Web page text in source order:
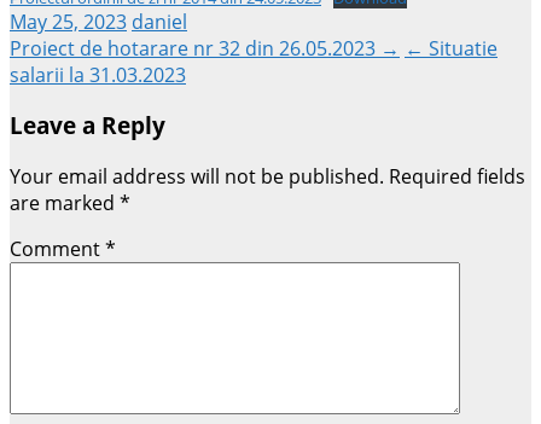
May 25, 2023 daniel
Post
navigation
Proiect de hotarare nr 32 din 26.05.2023 → ← Situatie
salarii la 31.03.2023
Leave a Reply
Your email address will not be published. Required fields
are marked *
Comment*